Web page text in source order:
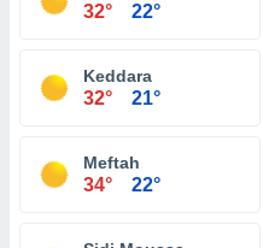
32° 22°
Keddara
32° 21°
Meftah
34° 22°